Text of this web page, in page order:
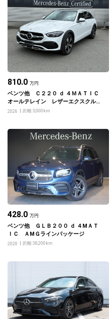
810.0 万円
ベンツ他 Ｃ２２０ ｄ ４ＭＡＴＩＣ
オールテレイン レザーエクスクルー
シブパッケージ
2026 距離 3,000km
428.0 万円
ベンツ他 ＧＬＢ２００ ｄ ４МＡＴ
ＩＣ ＡМＧラインパッケージ
2020 距離 38,200km